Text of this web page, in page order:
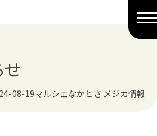
08-19マルシェなかとさ メジカ情報